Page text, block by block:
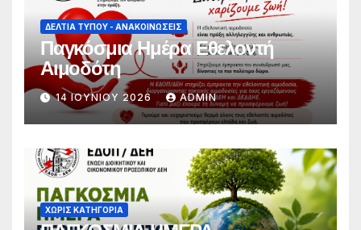
ΔΕΛΤΊΑ ΤΎΠΟΥ - ΑΝΑΚΟΙΝΏΣΕΙΣ
Παγκόσμια Ημέρα Εθελοντή
Αιμοδότη
14 ΙΟΥΝΊΟΥ 2026 ADMIN
ΧΩΡΊΣ ΚΑΤΗΓΟΡΊΑ